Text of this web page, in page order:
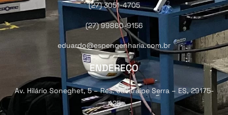
(27) 3051-4705
(27) 99860-9156
eduardo@espengenharia.com.br
ENDEREÇO
Av. Hilário Soneghet, 5 – Res. Jacaraipe Serra – ES, 29175-
425